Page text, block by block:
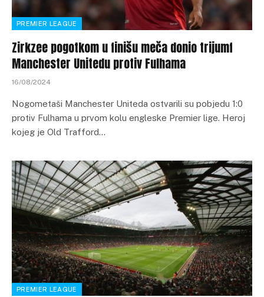
PREMIER LEAGUE
Zirkzee pogotkom u finišu meča donio trijumf
Manchester Unitedu protiv Fulhama
16/08/2024
Nogometaši Manchester Uniteda ostvarili su pobjedu 1:0
protiv Fulhama u prvom kolu engleske Premier lige. Heroj
kojeg je Old Trafford…
PREMIER LEAGUE